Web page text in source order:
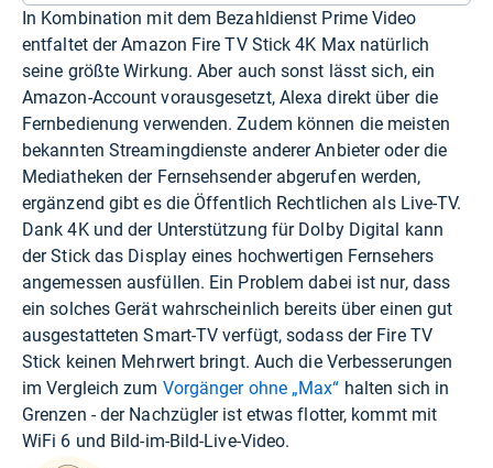
In Kombination mit dem Bezahldienst Prime Video
entfaltet der Amazon Fire TV Stick 4K Max natürlich
seine größte Wirkung. Aber auch sonst lässt sich, ein
Amazon-Account vorausgesetzt, Alexa direkt über die
Fernbedienung verwenden. Zudem können die meisten
bekannten Streamingdienste anderer Anbieter oder die
Mediatheken der Fernsehsender abgerufen werden,
ergänzend gibt es die Öffentlich Rechtlichen als Live-TV.
Dank 4K und der Unterstützung für Dolby Digital kann
der Stick das Display eines hochwertigen Fernsehers
angemessen ausfüllen. Ein Problem dabei ist nur, dass
ein solches Gerät wahrscheinlich bereits über einen gut
ausgestatteten Smart-TV verfügt, sodass der Fire TV
Stick keinen Mehrwert bringt. Auch die Verbesserungen
im Vergleich zum Vorgänger ohne „Max“ halten sich in
Grenzen - der Nachzügler ist etwas flotter, kommt mit
WiFi 6 und Bild-im-Bild-Live-Video.